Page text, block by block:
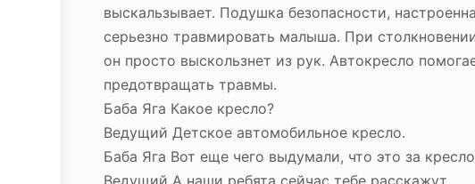
выскальзывает. Подушка безопасности,
серьезно травмировать малыша. При
он просто выскользнет из рук. Автокресло
предотвращать травмы.
Баба Яга Какое кресло?
Ведущий Детское автомобильное кресло.
Баба Яга Вот еще чего выдумали, что это за
Ведущий А наши ребята сейчас тебе расскажут